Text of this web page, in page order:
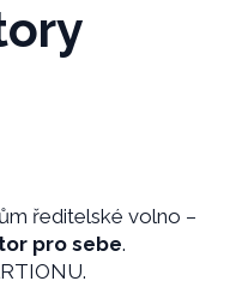
ředitelské volno –
pro sebe.